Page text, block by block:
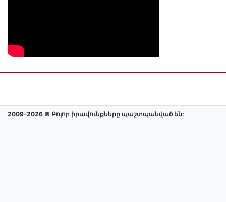
2009-2026 © Բոլոր իրավունքները պաշտպանված են: